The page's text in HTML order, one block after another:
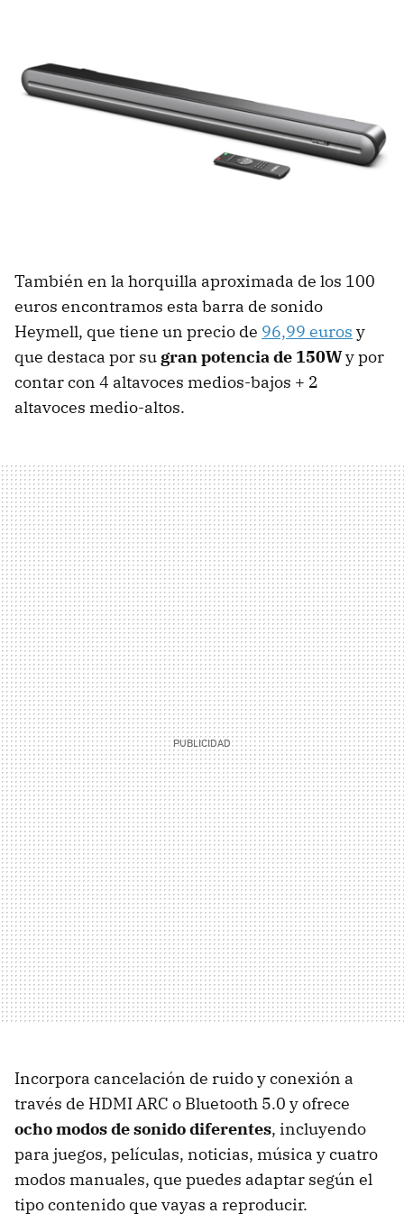
También en la horquilla aproximada de los 100
euros encontramos esta barra de sonido
Heymell, que tiene un precio de 96,99 euros y
que destaca por su gran potencia de 150Wy por
contar con 4 altavoces medios-bajos + 2
altavoces medio-altos.
Incorpora cancelación de ruido y conexión a
través de HDMI ARC o Bluetooth 5.0 y ofrece
ocho modos de sonido diferentes, incluyendo
para juegos, películas, noticias, música y cuatro
modos manuales, que puedes adaptar según el
tipo contenido que vayas a reproducir.